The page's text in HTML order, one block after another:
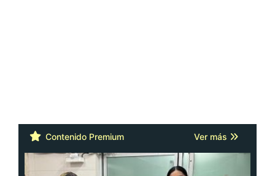
Contenido Premium Ver más